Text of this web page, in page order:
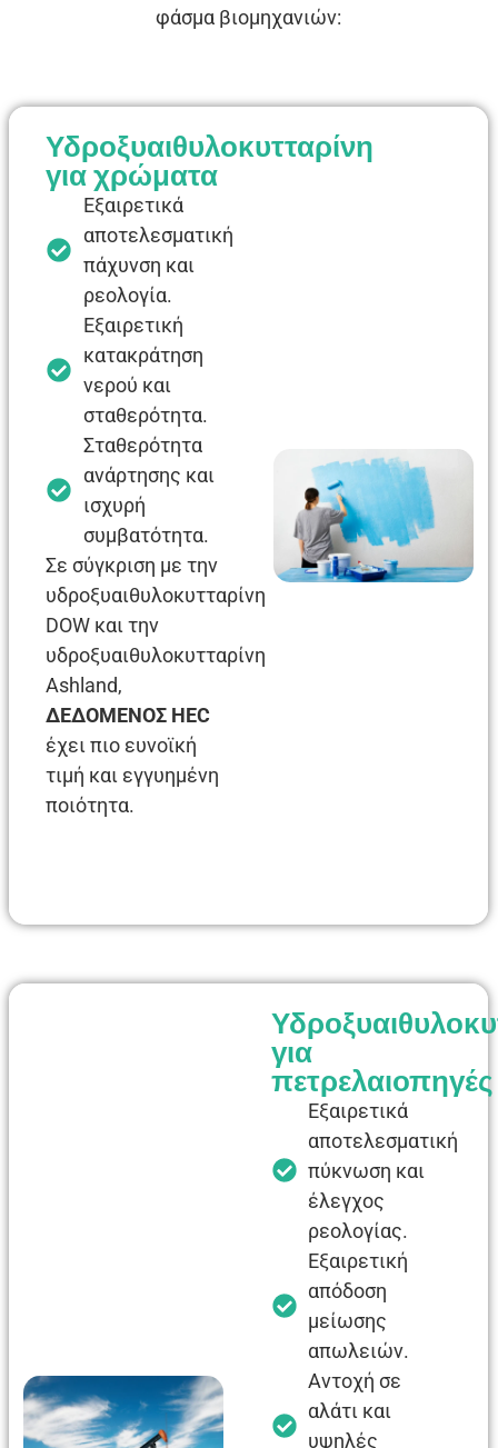
φάσμα βιομηχανιών:
Υδροξυαιθυλοκυτταρίνη
για χρώματα
Εξαιρετικά
αποτελεσματική
πάχυνση και
ρεολογία.
Εξαιρετική
κατακράτηση
νερού και
σταθερότητα.
Σταθερότητα
ανάρτησης και
ισχυρή
συμβατότητα.
Σε σύγκριση με την
υδροξυαιθυλοκυτταρίνη
DOW και την
υδροξυαιθυλοκυτταρίνη
Ashland,
ΔΕΔΟΜΕΝΟΣ HEC
έχει πιο ευνοϊκή
τιμή και εγγυημένη
ποιότητα.
για
πετρελαιοπηγές
Εξαιρετικά
αποτελεσματική
πύκνωση και
έλεγχος
ρεολογίας.
Εξαιρετική
απόδοση
μείωσης
απωλειών.
Αντοχή σε
αλάτι και
υψηλές